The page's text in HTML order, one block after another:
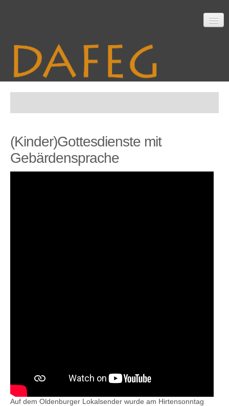
Mitarbeit
(Kinder)Gottesdienste mit
Gebärdensprache
Auf dem Olden­burger Lokal­sender wurde am Hirten­sonntag